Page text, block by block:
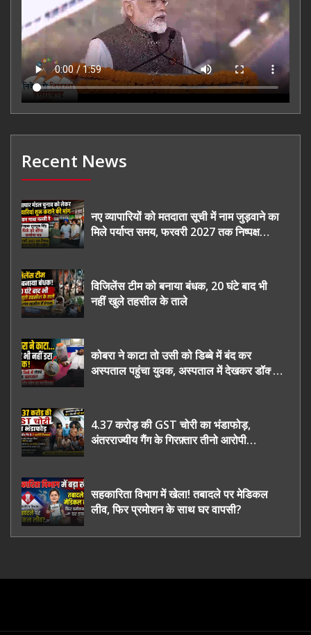
Recent News
नए व्यापारियों को मतदाता सूची में नाम जुड़वाने का
मिले पर्याप्त समय, फरवरी 2027 तक निष्पक्ष
विजिलेंस टीम को बनाया बंधक, 20 घंटे बाद भी
नहीं खुले तहसील के ताले
कोबरा ने काटा तो उसी को डिब्बे में बंद कर
अस्पताल पहुंचा युवक, अस्पताल में देखकर डॉक्टर
4.37 करोड़ की GST चोरी का भंडाफोड़,
अंतरराज्यीय गैंग के गिरफ़्तार तीनो आरोपी
सहकारिता विभाग में खेला! तबादले पर मेडिकल
लीव, फिर प्रमोशन के साथ घर वापसी?